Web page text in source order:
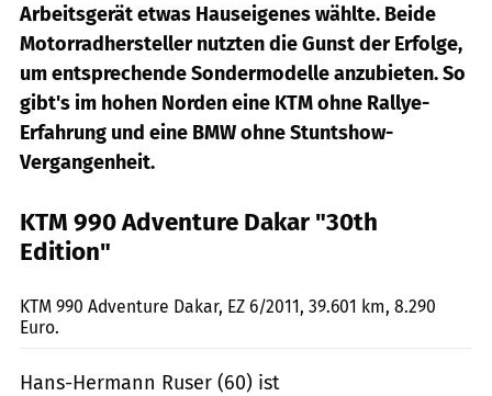
Arbeitsgerät etwas Hauseigenes wählte. Beide
Motorradhersteller nutzten die Gunst der Erfolge,
um entsprechende Sondermodelle anzubieten. So
gibt's im hohen Norden eine KTM ohne Rallye-
Erfahrung und eine BMW ohne Stuntshow-
Vergangenheit.
KTM 990 Adventure Dakar "30th
Edition"
KTM 990 Adventure Dakar, EZ 6/2011, 39.601 km, 8.290
Euro.
Hans-Hermann Ruser (60) ist